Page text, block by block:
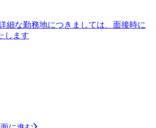
細な勤務地につきましては、面接時に
します